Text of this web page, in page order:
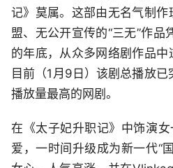
记》莫属。这部由无名气制
盟、无公开宣传的“三无”作
的年底，从众多网络剧作品
目前（1月9日）该剧总播放
播放量最高的网剧。
在《太子妃升职记》中饰演女
爱，一时间升级成为新一代“